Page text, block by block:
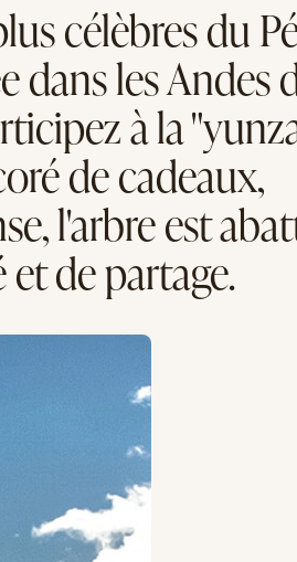
célèbres du
dans les Andes
à la
de cadeaux,
l'arbre est
de partage.